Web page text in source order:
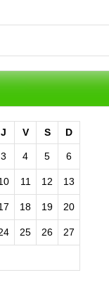
J V S D
3 4 5 6
11 12 13
18 19 20
25 26 27